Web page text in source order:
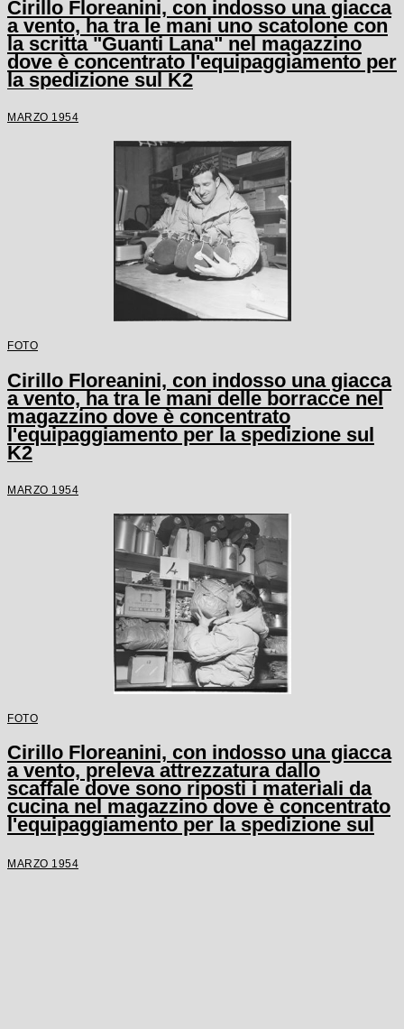
Cirillo Floreanini, con indosso una giacca
a vento, ha tra le mani uno scatolone con
la scritta "Guanti Lana" nel magazzino
dove è concentrato l'equipaggiamento per
la spedizione sul K2
MARZO 1954
FOTO
Cirillo Floreanini, con indosso una giacca
a vento, ha tra le mani delle borracce nel
magazzino dove è concentrato
l'equipaggiamento per la spedizione sul
K2
MARZO 1954
FOTO
Cirillo Floreanini, con indosso una giacca
a vento, preleva attrezzatura dallo
scaffale dove sono riposti i materiali da
cucina nel magazzino dove è concentrato
l'equipaggiamento per la spedizione sul
K2
MARZO 1954